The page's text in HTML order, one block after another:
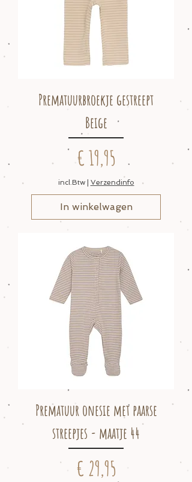
Prematuurbroekje gestreept
Beige
Prijs
€ 19,95
incl.Btw Verzendinfo
In winkelwagen
Prematuur onesie met paarse
streepjes - maatje 44
Prijs
€ 29,95